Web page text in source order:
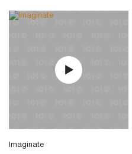
Imaginate